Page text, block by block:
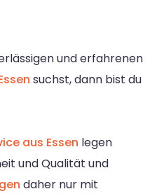
und erfahrenen
suchst, dann bist du
aus Essen legen
und Qualität und
daher nur mit